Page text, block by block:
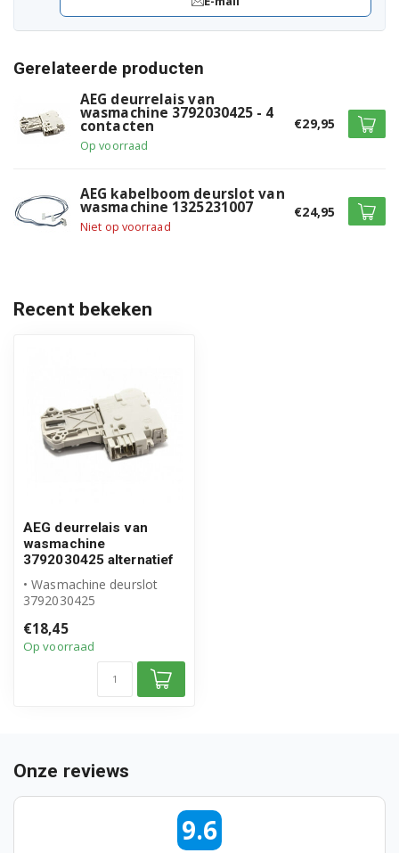
91400204001
91400204102
91400204103
91400204202
91400204302
91400204403
91400204601
91400204701
91400205001
91400205101
91400205801
91400205902
91400205903
91400206201
Gerelateerde producten
AEG deurrelais van
wasmachine 3792030425 - 4
contacten
Op voorraad
€29,95
AEG kabelboom deurslot van
wasmachine 1325231007
Niet op voorraad
€24,95
Recent bekeken
AEG deurrelais van
wasmachine
3792030425 alternatief
• Wasmachine deurslot
3792030425
€18,45
Op voorraad
Onze reviews
9.6